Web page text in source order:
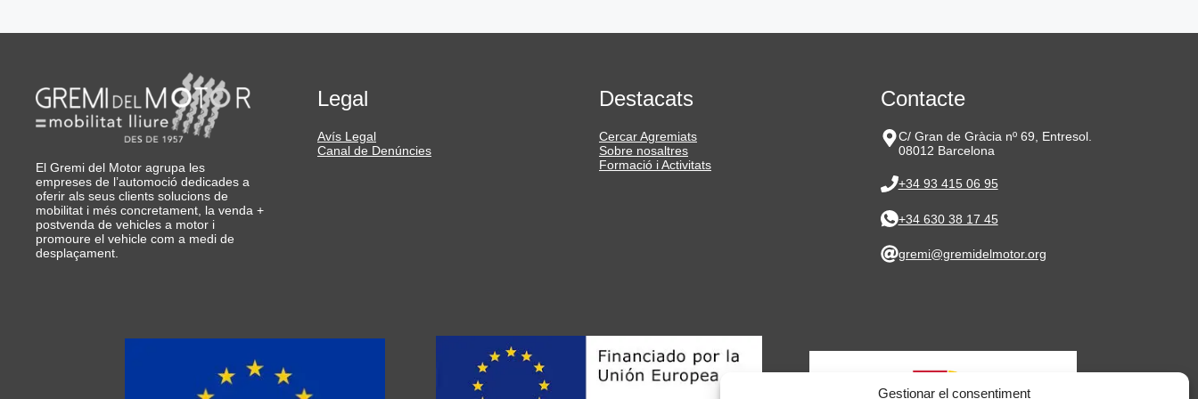
Gestionar el consentiment
El Gremi del Motor agrupa les
empreses de l’automoció dedicades a
oferir als seus clients solucions de
mobilitat i més concretament, la venda +
postvenda de vehicles a motor i
promoure el vehicle com a medi de
desplaçament.
Legal
Avís Legal
Canal de Denúncies
Destacats
Cercar Agremiats
Sobre nosaltres
Formació i Activitats
Contacte
C/ Gran de Gràcia nº 69, Entresol.
08012 Barcelona
+34 93 415 06 95
+34 630 38 17 45
gremi@gremidelmotor.org